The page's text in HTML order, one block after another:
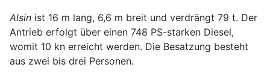
Alsin ist 16 m lang, 6,6 m breit und verdrängt 79 t. Der
Antrieb erfolgt über einen 748 PS-starken Diesel,
womit 10 kn erreicht werden. Die Besatzung besteht
aus zwei bis drei Personen.